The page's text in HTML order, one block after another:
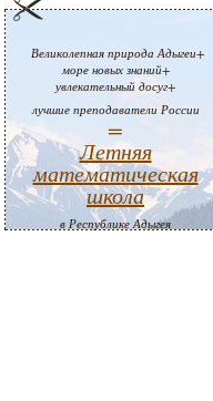
Великолепная природа Адыгеи+
море новых знаний+
увлекательный досуг+
лучшие преподаватели России
=
Летняя
математическая
школа
в Республике Адыгея